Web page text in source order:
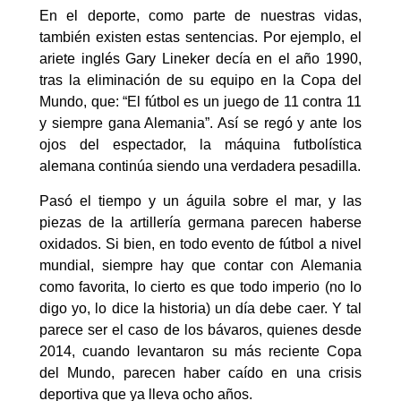
En el deporte, como parte de nuestras vidas,
también existen estas sentencias. Por ejemplo, el
ariete inglés Gary Lineker decía en el año 1990,
tras la eliminación de su equipo en la Copa del
Mundo, que: “El fútbol es un juego de 11 contra 11
y siempre gana Alemania”. Así se regó y ante los
ojos del espectador, la máquina futbolística
alemana continúa siendo una verdadera pesadilla.
Pasó el tiempo y un águila sobre el mar, y las
piezas de la artillería germana parecen haberse
oxidados. Si bien, en todo evento de fútbol a nivel
mundial, siempre hay que contar con Alemania
como favorita, lo cierto es que todo imperio (no lo
digo yo, lo dice la historia) un día debe caer. Y tal
parece ser el caso de los bávaros, quienes desde
2014, cuando levantaron su más reciente Copa
del Mundo, parecen haber caído en una crisis
deportiva que ya lleva ocho años.